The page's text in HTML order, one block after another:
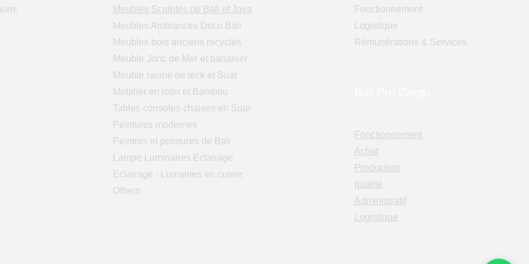
Meubles Sculptés de Bali et Java
Meubles Ambiances Deco Bali
Meubles bois anciens recyclés
Meuble Jonc de Mer et bananier
Meuble racine de teck et Suar
Mobilier en rotin et Bambou
Tables consoles chaises en Suar
Peintures modernes
Peintres et peintures de Bali
Lampe Luminaires Eclairage
Eclairage - Lumaines en cuivre
Others
Fonctionnement
Logistique
Rémunérations & Services
Fonctionnement
Achat
Production
qualité
Administratif
Logistique